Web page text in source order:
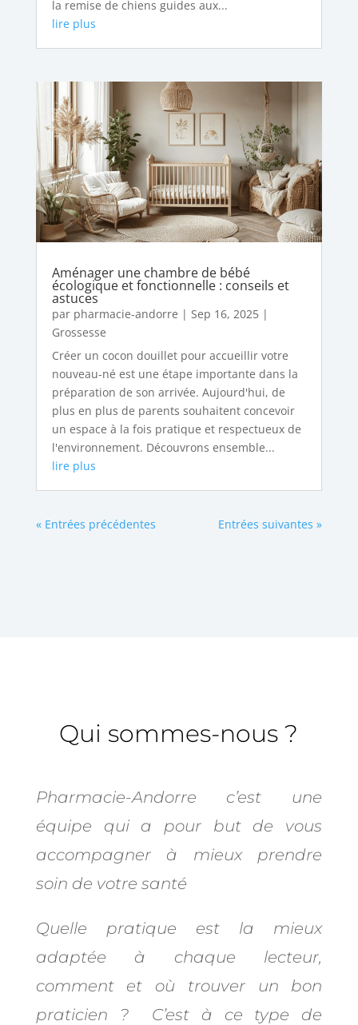
la remise de chiens guides aux...
lire plus
Aménager une chambre de bébé
écologique et fonctionnelle : conseils et
astuces
par pharmacie-andorre | Sep 16, 2025|
Grossesse
Créer un cocon douillet pour accueillir votre
nouveau-né est une étape importante dans la
préparation de son arrivée. Aujourd'hui, de
plus en plus de parents souhaitent concevoir
un espace à la fois pratique et respectueux de
l'environnement. Découvrons ensemble...
lire plus
« Entrées précédentes Entrées suivantes »
Qui sommes-nous ?
Pharmacie-Andorre c’est une
équipe qui a pour but de vous
accompagner à mieux prendre
soin de votre santé
Quelle pratique est la mieux
adaptée à chaque lecteur,
comment et où trouver un bon
praticien ? C’est à ce type de